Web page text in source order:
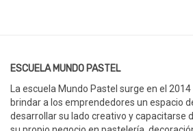
ESCUELA MUNDO PASTEL
La escuela Mundo Pastel surge en el
brindar a los emprendedores un espacio
desarrollar su lado creativo y capacitarse